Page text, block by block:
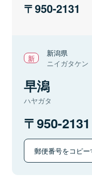
950-2131
新潟県
ニイガタケン
早潟
ハヤガタ
950-2131
郵便番号をコピー